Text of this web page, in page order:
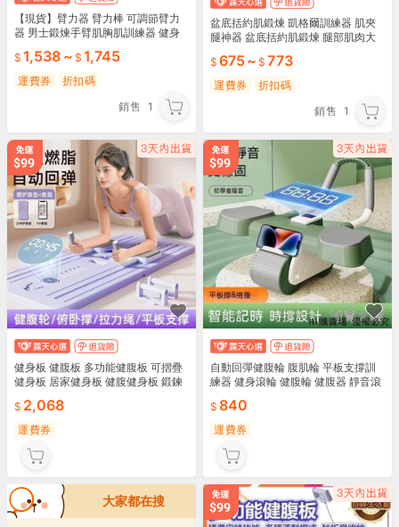
【現貨】臂力器 臂力棒 可調節臂力
器 男士鍛煉手臂肌胸肌訓練器 健身
握力棒
1,538 ~ 1,745
運費券
折扣碼
銷售 1
盆底括約肌鍛煉 凱格爾訓練器 肌夾
腿神器 盆底括約肌鍛煉 腿部肌肉大
675~ 773
運費券
折扣碼
銷售 1
健身板 健腹板 多功能健腹板 可摺疊
健身板 居家健身板 健腹健身板 鍛鍊
2,068
運費券
自動回彈健腹輪 腹肌輪 平板支撐訓
練器 健身滾輪 健腹輪 健腹器 靜音滾
840
運費券
大家都在搜